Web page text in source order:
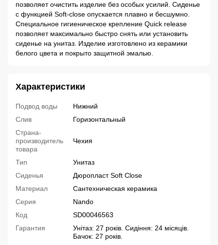
позволяет очистить изделие без особых усилий. Сиденье
с функцией Soft-close опускается плавно и бесшумно.
Специальное гигиеническое крепление Quick release
позволяет максимально быстро снять или установить
сиденье на унитаз. Изделие изготовлено из керамики
белого цвета и покрыто защитной эмалью.
Характеристики
Подвод воды
Нижний
Слив
Горизонтальный
Страна-
производитель
товара
Чехия
Тип
Унитаз
Сиденья
Дюропласт Soft Close
Материал
Сантехническая керамика
Серия
Nando
Код
SD00046563
Гарантия
Унітаз: 27 років. Сидіння: 24 місяців.
Бачок: 27 років.